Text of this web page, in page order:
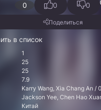
0
в список
0 0
Поделиться
1
25
25
7.9
Karry Wang, Xia Chang An /
Jackson Yee, Chen Hao
Китай